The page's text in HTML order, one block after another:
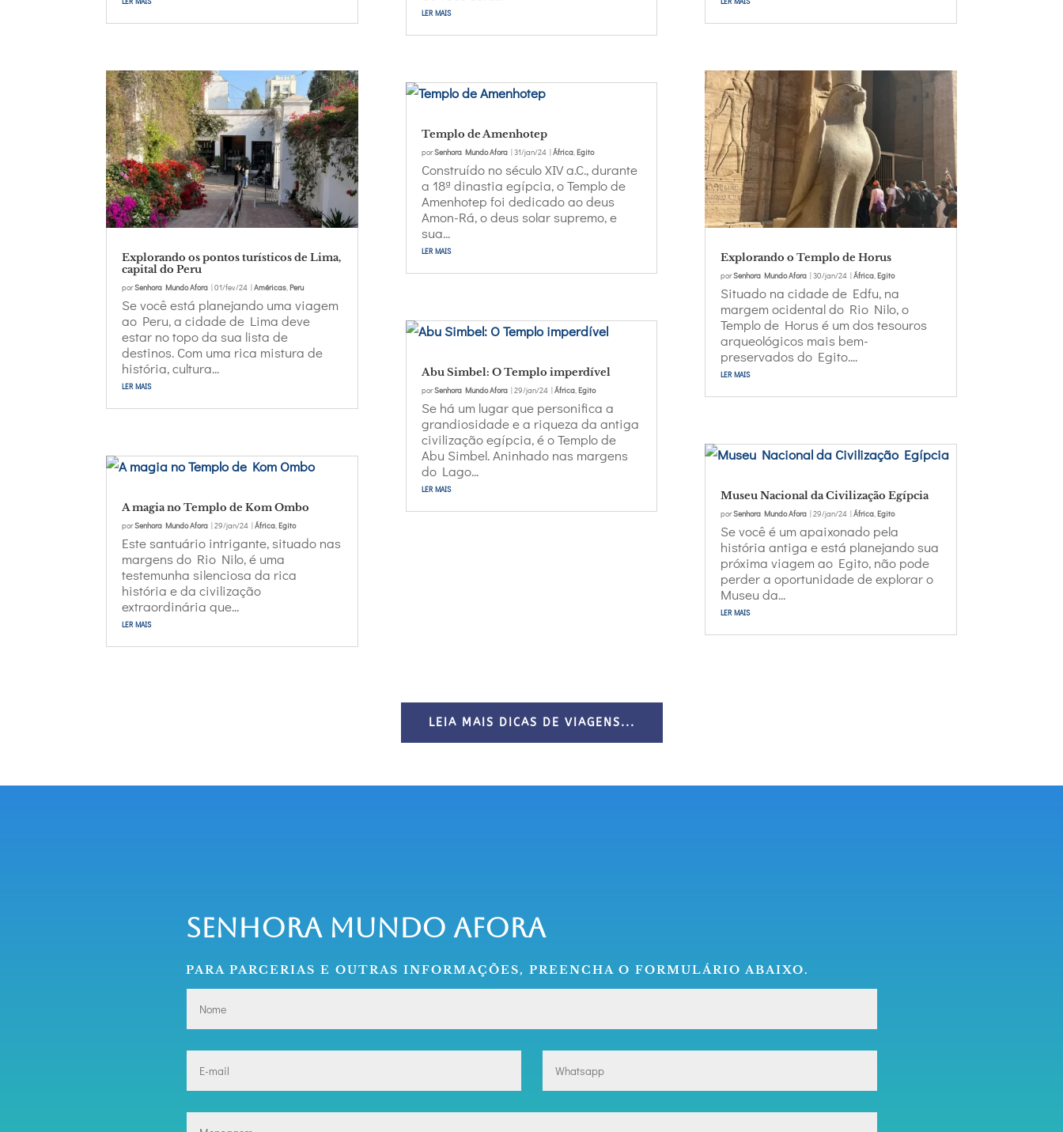
Explorando os pontos turísticos de Lima,
capital do Peru
porSenhora Mundo Afora |01/fev/24 |Américas, Peru
Se você está planejando uma viagem
ao Peru, a cidade de Lima deve
estar no topo da sua lista de
destinos. Com uma rica mistura de
história, cultura...
ler mais
A magia no Templo de Kom Ombo
porSenhora Mundo Afora |29/jan/24 |África, Egito
Este santuário intrigante, situado nas
margens do Rio Nilo, é uma
testemunha silenciosa da rica
história e da civilização
extraordinária que...
ler mais
ler mais
Templo de Amenhotep
porSenhora Mundo Afora|31/jan/24|África,Egito
Construído no século XIV a.C., durante
a 18ª dinastia egípcia, o Templo de
Amenhotep foi dedicado ao deus
Amon-Rá, o deus solar supremo, e
sua...
ler mais
Abu Simbel: O Templo imperdível
porSenhora Mundo Afora|29/jan/24|África,Egito
Se há um lugar que personifica a
grandiosidade e a riqueza da antiga
civilização egípcia, é o Templo de
Abu Simbel. Aninhado nas margens
do Lago...
ler mais
Explorando o Templo de Horus
porSenhora Mundo Afora| 30/jan/24| África, Egito
Situado na cidade de Edfu, na
margem ocidental do Rio Nilo, o
Templo de Horus é um dos tesouros
arqueológicos mais bem-
preservados do Egito....
ler mais
Museu Nacional da Civilização Egípcia
porSenhora Mundo Afora| 29/jan/24| África, Egito
Se você é um apaixonado pela
história antiga e está planejando sua
próxima viagem ao Egito, não pode
perder a oportunidade de explorar o
Museu da...
ler mais
LEIA MAIS DICAS DE VIAGENS...
Senhora Mundo Afora
PARA PARCERIAS E OUTRAS INFORMAÇÕES, PREENCHA O FORMULÁRIO ABAIXO.